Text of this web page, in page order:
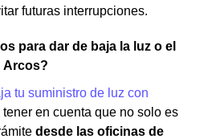
futuras interrupciones.
para dar de baja la luz o el
Arcos?
tu suministro de luz con
tener en cuenta que no solo es
desde las oficinas de